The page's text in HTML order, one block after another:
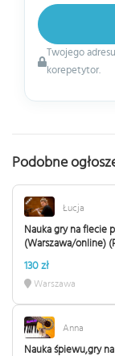
Twojego
korepetytor.
Podobne
Łucja
Nauka gry na flecie
(Warszawa/online)
130 zł
Warszawa
Anna
Nauka śpiewu,gry